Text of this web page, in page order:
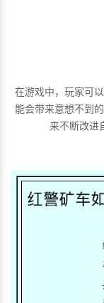
在游戏中，玩家可
能会带来意想不到
来不断改进